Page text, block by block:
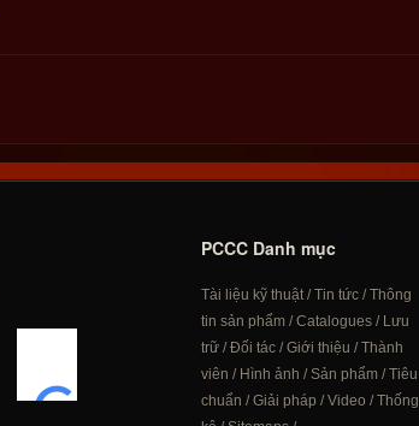
PCCC Danh mục
Tài liệu kỹ thuật/Tin tức/Thông
tin sản phẩm/Catalogues/ Lưu
trữ/Đối tác/Giới thiệu /Thành
viên / Hình ảnh /Sản phẩm/Tiêu
chuẩn /Giải pháp /Video /Thống